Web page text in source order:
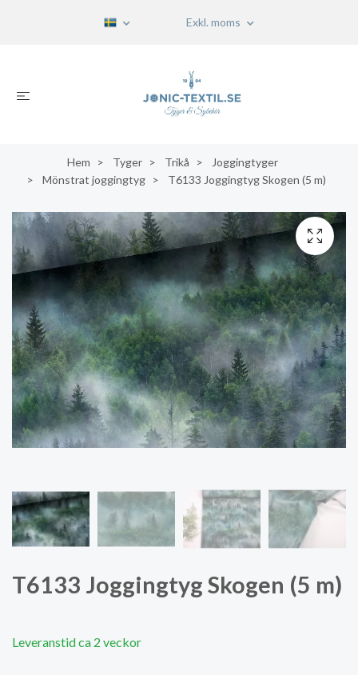
Exkl. moms
Hem Tyger Trikå
Joggingtyger
Mönstrat joggingtyg
T6133 Joggingtyg Skogen (5 m)
T6133 Joggingtyg Skogen (5 m)
Leveranstid ca 2 veckor